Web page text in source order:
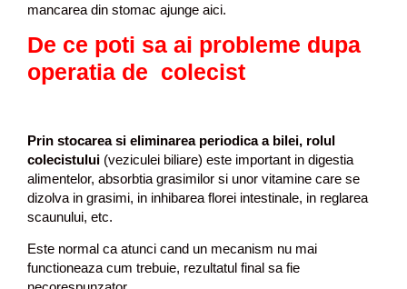
i
r
i
e
r
e
mancarea din stomac ajunge aici.
De ce poti sa ai probleme dupa
operatia de colecist
Prin stocarea si eliminarea periodica a bilei, rolul
colecistului (veziculei biliare) este important in digestia
alimentelor, absorbtia grasimilor si unor vitamine care se
dizolva in grasimi, in inhibarea florei intestinale, in reglarea
scaunului, etc.
Este normal ca atunci cand un mecanism nu mai
functioneaza cum trebuie, rezultatul final sa fie